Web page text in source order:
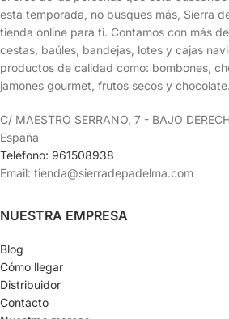
esta temporada, no busques más, Sierra
tienda online para ti. Contamos con más
cestas, baúles, bandejas, lotes y cajas
productos de calidad como: bombones,
jamones gourmet, frutos secos y chocolate.
C/ MAESTRO SERRANO, 7 - BAJO
España
Teléfono: 961508938
Email: tienda@sierradepadelma.com
NUESTRA EMPRESA
Blog
Cómo llegar
Distribuidor
Contacto